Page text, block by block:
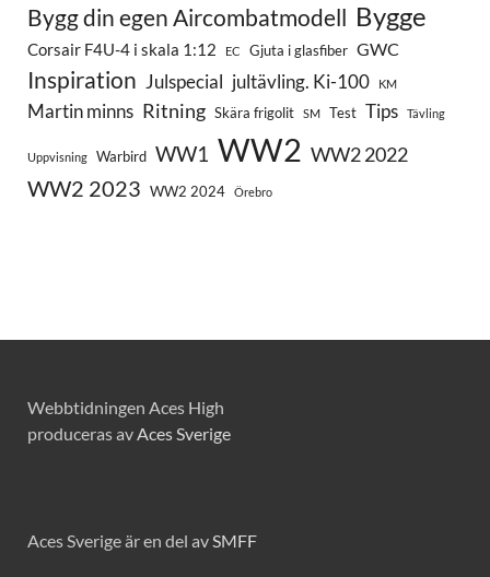
Bygg din egen Aircombatmodell Bygge
Corsair F4U-4 i skala 1:12 EC Gjuta i glasfiber GWC
Inspiration Julspecial jultävling. Ki-100 KM
Martin minns Ritning Skära frigolit SM Test Tips Tävling
Uppvisning Warbird WW1 WW2 WW2 2022
WW2 2023 WW2 2024 Örebro
Webbtidningen Aces High
produceras avAces Sverige
Aces Sverige är en del avSMFF